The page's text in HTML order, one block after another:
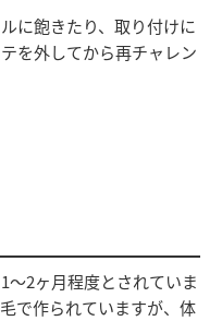
に飽きたり、取り付けに
を外してから再チャレン
〜2ヶ月程度とされていま
で作られていますが、体